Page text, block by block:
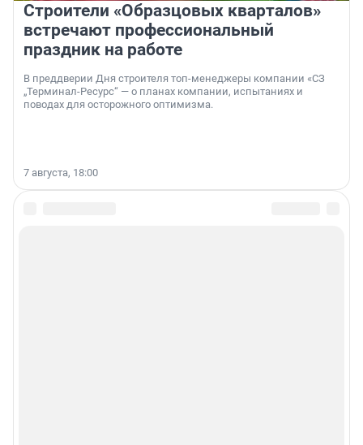
Строители «Образцовых кварталов»
встречают профессиональный
праздник на работе
В преддверии Дня строителя топ-менеджеры компании «СЗ
„Терминал-Ресурс“ — о планах компании, испытаниях и
поводах для осторожного оптимизма.
7 августа, 18:00